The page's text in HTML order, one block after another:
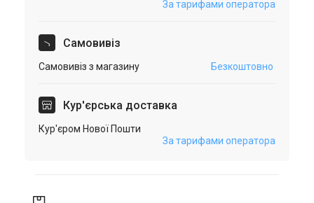
За тарифами оператора
Самовивіз
Самовивіз з магазину Безкоштовно
Кур'єрська доставка
Кур'єром Нової Пошти
За тарифами оператора